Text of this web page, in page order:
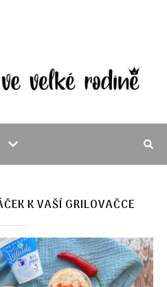
K VAŠÍ GRILOVAČCE